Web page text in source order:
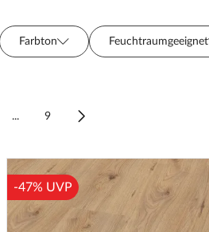
Farbton Feuchtraumgeeignet
... 9
-47% UVP